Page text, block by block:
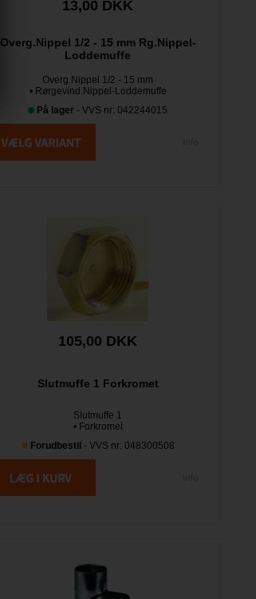
13,00 DKK
Overg.Nippel 1/2 - 15 mm Rg.Nippel-
Loddemuffe
Overg.Nippel 1/2 - 15 mm
• Rørgevind.Nippel-Loddemuffe
På lager - VVS nr: 042244015
105,00 DKK
Slutmuffe 1 Forkromet
Slutmuffe 1
• Forkromet
Forudbestil- VVS nr: 048300508